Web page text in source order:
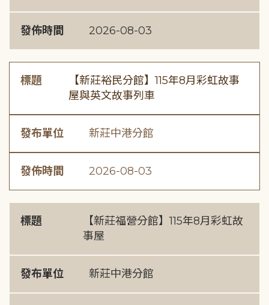
發佈時間 2026-08-03
標題
【新莊裕民分館】115年8月彩虹故事
屋與英文故事列車
發布單位 新莊中港分館
發佈時間 2026-08-03
標題
【新莊福營分館】115年8月彩虹故
事屋
發布單位 新莊中港分館